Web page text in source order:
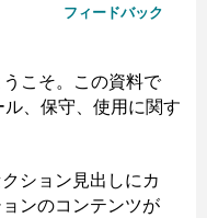
フィードバック
こそ。この資料で
、保守、使用に関す
ション見出しにカ
ンのコンテンツが